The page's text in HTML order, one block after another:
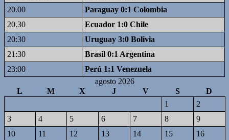
20.00
Paraguay 0:1 Colombia
20.30
Ecuador 1:0 Chile
20:30
Uruguay 3:0 Bolivia
21:30
Brasil 0:1 Argentina
23:00
Perú 1:1 Venezuela
agosto 2026
L
M X J V S
D
1
2
3
4 5 6 7 8
9
10
11 12 13 14 15
16